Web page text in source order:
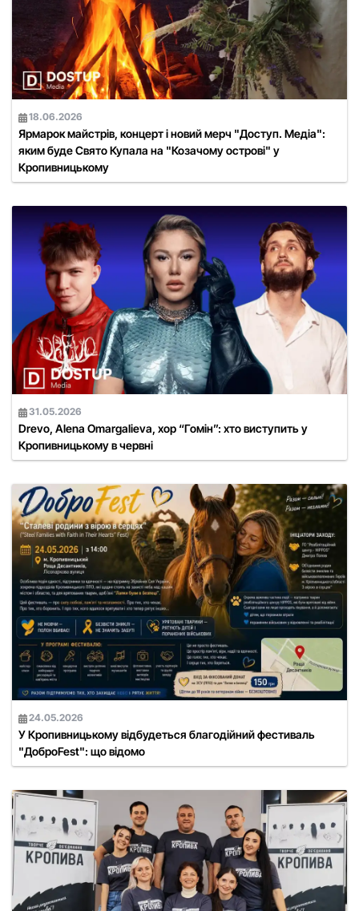
18.06.2026
Ярмарок майстрів, концерт і новий мерч "Доступ. Медіа":
яким буде Свято Купала на "Козачому острові" у
Кропивницькому
31.05.2026
Drevo, Alena Omargalieva, хор “Гомін”: хто виступить у
Кропивницькому в червні
24.05.2026
У Кропивницькому відбудеться благодійний фестиваль
"ДоброFest": що відомо